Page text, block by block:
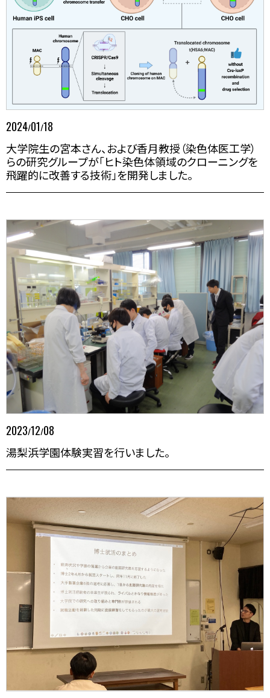
2024/01/18
大学院生の宮本さん、および香月教授（染色体医工学）
らの研究グループが「ヒト染色体領域のクローニングを
飛躍的に改善する技術」を開発しました。
2023/12/08
湯梨浜学園体験実習を行いました。